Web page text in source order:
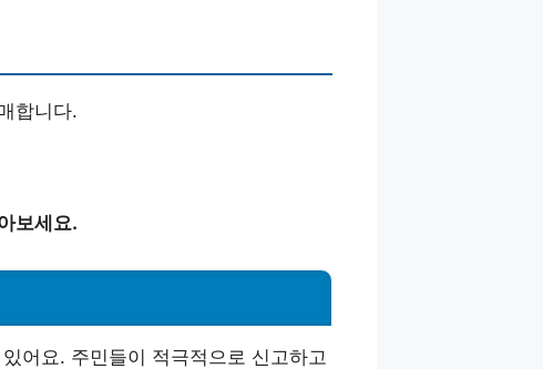
합니다.
보세요.
어요. 주민들이 적극적으로 신고하고